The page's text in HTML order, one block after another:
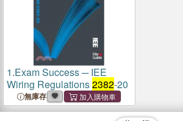
1.Exam Success ─ IEE
Wiring Regulations2382-20
無庫存